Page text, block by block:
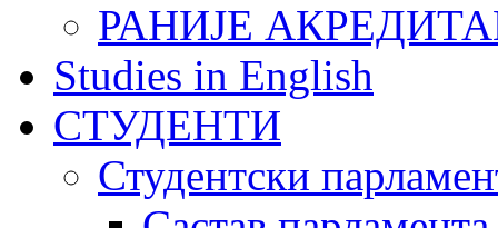
РАНИЈЕ
Studies in English
СТУДЕНТИ
Студентски